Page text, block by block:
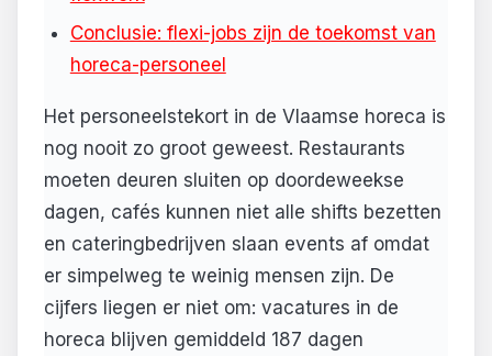
Conclusie: flexi-jobs zijn de toekomst van
horeca-personeel
Het personeelstekort in de Vlaamse horeca is
nog nooit zo groot geweest. Restaurants
moeten deuren sluiten op doordeweekse
dagen, cafés kunnen niet alle shifts bezetten
en cateringbedrijven slaan events af omdat
er simpelweg te weinig mensen zijn. De
cijfers liegen er niet om: vacatures in de
horeca blijven gemiddeld 187 dagen